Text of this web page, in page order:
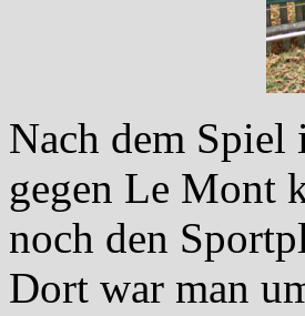
Nach dem Spiel
gegen Le Mont
noch den
Dort war man